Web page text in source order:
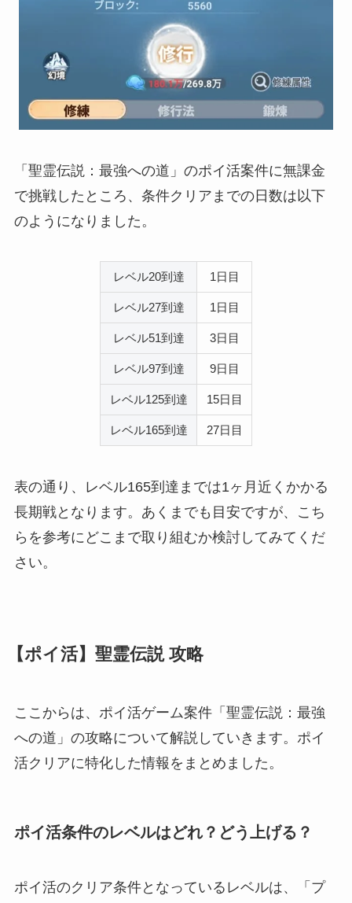
「聖霊伝説：最強への道」のポイ活案件に無課金
で挑戦したところ、条件クリアまでの日数は以下
のようになりました。
レベル20到達 1日目
レベル27到達 1日目
レベル51到達 3日目
レベル97到達 9日目
レベル125到達 15日目
レベル165到達 27日目
表の通り、レベル165到達までは1ヶ月近くかかる
長期戦となります。あくまでも目安ですが、こち
らを参考にどこまで取り組むか検討してみてくだ
さい。
【ポイ活】聖霊伝説 攻略
ここからは、ポイ活ゲーム案件「聖霊伝説：最強
への道」の攻略について解説していきます。ポイ
活クリアに特化した情報をまとめました。
ポイ活条件のレベルはどれ？どう上げる？
ポイ活のクリア条件となっているレベルは、「プ